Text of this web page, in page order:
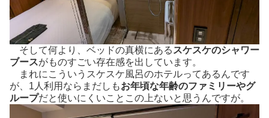
そして何より、ベッドの真横にある スケスケのシャワー
ブースがものすごい存在感を出しています。
まれにこういうスケスケ風呂のホテルってあるんです
が、1人利用ならまだしもお年頃な年齢のファミリーやグ
ループだと使いにくいことこの上ないと思うんですが。